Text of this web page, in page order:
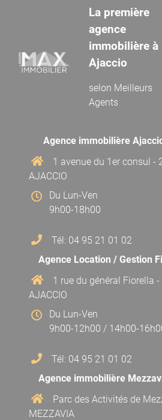
La première
agence
immobilière à
Ajaccio
selon Meilleurs
Agents
Agence immobilière
1 avenue du 1er consul -
AJACCIO
Du Lun-Ven
9h00-18h00
Tél: 04 95 21 01 02
Agence Location / Gestion
1 rue du général Fiorella
AJACCIO
Du Lun-Ven
9h00-12h00 / 14h00-
Tél: 04 95 21 01 02
Agence immobilière
Parc des Activités de
MEZZAVIA